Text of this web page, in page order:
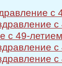
с
с
с 49-
с